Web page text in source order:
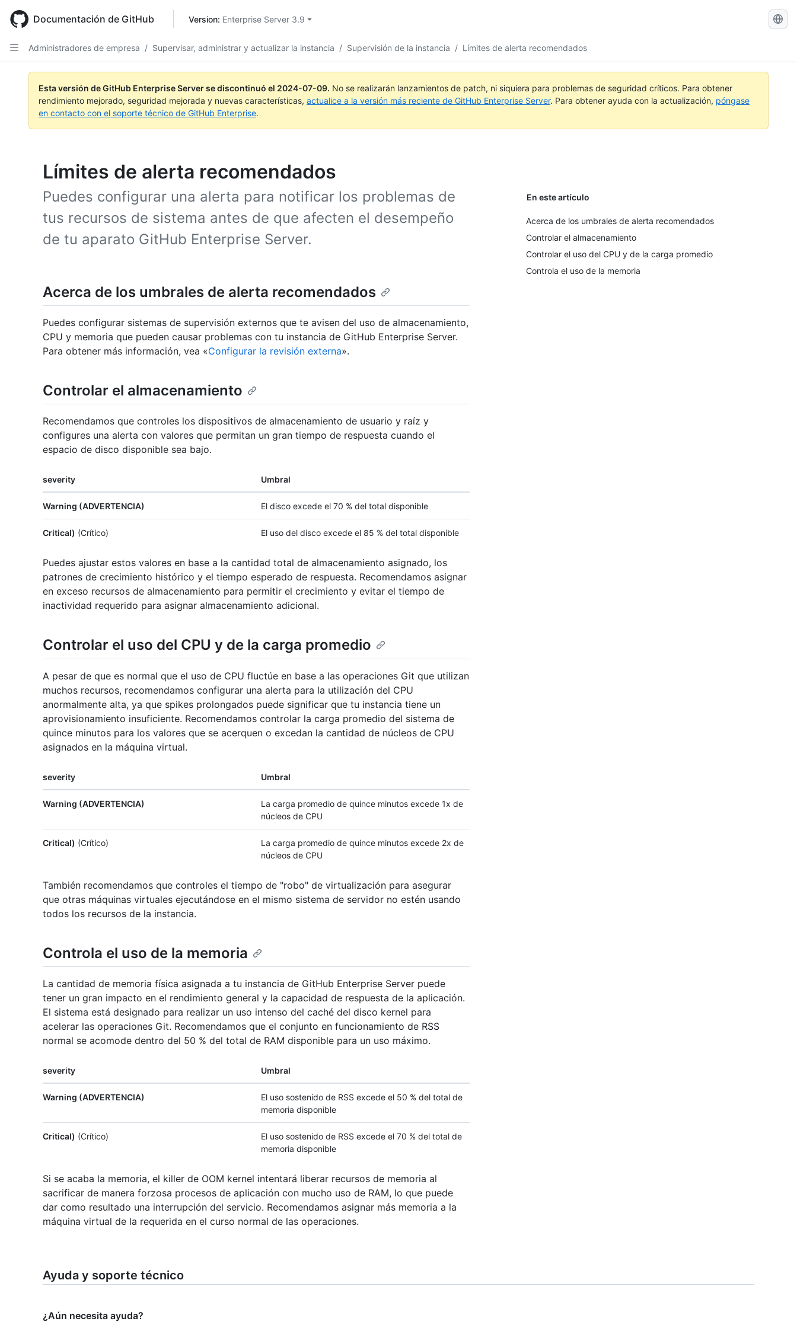
main
content
Documentación de GitHub Version: Enterprise Server 3.9
Buscar
Administradores de empresa / Supervisar, administrar y actualizar la instancia / Supervisión de la instancia / Límites de alerta recomendados
Esta versión de GitHub Enterprise Server se discontinuó el 2024-07-09. No se realizarán lanzamientos de patch, ni siquiera para problemas de seguridad críticos. Para obtener
rendimiento mejorado, seguridad mejorada y nuevas características, actualice a la versión más reciente de GitHub Enterprise Server. Para obtener ayuda con la actualización, póngase
en contacto con el soporte técnico de GitHub Enterprise.
Límites de alerta recomendados
Puedes configurar una alerta para notificar los problemas de
tus recursos de sistema antes de que afecten el desempeño
de tu aparato GitHub Enterprise Server.
En este artículo
Acerca de los umbrales de alerta recomendados
Controlar el almacenamiento
Controlar el uso del CPU y de la carga promedio
Controla el uso de la memoria
Acerca de los umbrales de alerta recomendados
Puedes configurar sistemas de supervisión externos que te avisen del uso de almacenamiento,
CPU y memoria que pueden causar problemas con tu instancia de GitHub Enterprise Server.
Para obtener más información, vea «Configurar la revisión externa».
Controlar el almacenamiento
Recomendamos que controles los dispositivos de almacenamiento de usuario y raíz y
configures una alerta con valores que permitan un gran tiempo de respuesta cuando el
espacio de disco disponible sea bajo.
severity Umbral
Warning (ADVERTENCIA) El disco excede el 70 % del total disponible
Critical) (Crítico) El uso del disco excede el 85 % del total disponible
Puedes ajustar estos valores en base a la cantidad total de almacenamiento asignado, los
patrones de crecimiento histórico y el tiempo esperado de respuesta. Recomendamos asignar
en exceso recursos de almacenamiento para permitir el crecimiento y evitar el tiempo de
inactividad requerido para asignar almacenamiento adicional.
Controlar el uso del CPU y de la carga promedio
A pesar de que es normal que el uso de CPU fluctúe en base a las operaciones Git que utilizan
muchos recursos, recomendamos configurar una alerta para la utilización del CPU
anormalmente alta, ya que spikes prolongados puede significar que tu instancia tiene un
aprovisionamiento insuficiente. Recomendamos controlar la carga promedio del sistema de
quince minutos para los valores que se acerquen o excedan la cantidad de núcleos de CPU
asignados en la máquina virtual.
severity Umbral
Warning (ADVERTENCIA)
La carga promedio de quince minutos excede 1x de
núcleos de CPU
Critical) (Crítico)
La carga promedio de quince minutos excede 2x de
núcleos de CPU
También recomendamos que controles el tiempo de "robo" de virtualización para asegurar
que otras máquinas virtuales ejecutándose en el mismo sistema de servidor no estén usando
todos los recursos de la instancia.
Controla el uso de la memoria
La cantidad de memoria física asignada a tu instancia de GitHub Enterprise Server puede
tener un gran impacto en el rendimiento general y la capacidad de respuesta de la aplicación.
El sistema está designado para realizar un uso intenso del caché del disco kernel para
acelerar las operaciones Git. Recomendamos que el conjunto en funcionamiento de RSS
normal se acomode dentro del 50 % del total de RAM disponible para un uso máximo.
severity Umbral
Warning (ADVERTENCIA)
El uso sostenido de RSS excede el 50 % del total de
memoria disponible
Critical) (Crítico)
El uso sostenido de RSS excede el 70 % del total de
memoria disponible
Si se acaba la memoria, el killer de OOM kernel intentará liberar recursos de memoria al
sacrificar de manera forzosa procesos de aplicación con mucho uso de RAM, lo que puede
dar como resultado una interrupción del servicio. Recomendamos asignar más memoria a la
máquina virtual de la requerida en el curso normal de las operaciones.
Ayuda y soporte técnico
¿Aún necesita ayuda?